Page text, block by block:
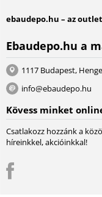
ebaudepo.hu – az
Ebaudepo.hu a
1117 Budapest,
info@ebaudepo.hu
Kövess minket
Csatlakozz hozzánk a
híreinkkel, akcióinkkal!